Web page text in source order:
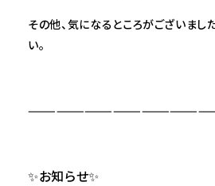
その他、気になるところがございまし
い。
✨お知らせ✨